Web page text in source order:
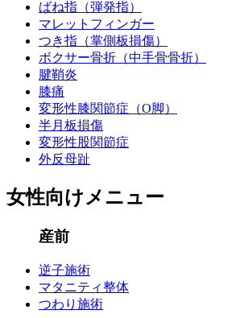
ばね指（弾発指）
マレットフィンガー
つき指（掌側板損傷）
ボクサー骨折（中手骨骨折）
腱鞘炎
膝痛
変形性膝関節症（O脚）
半月板損傷
変形性股関節症
外反母趾
女性向けメニュー
産前
逆子施術
マタニティ整体
つわり施術